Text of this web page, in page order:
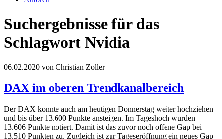
Suchergebnisse für das
Schlagwort Nvidia
06.02.2020 von Christian Zoller
DAX im oberen Trendkanalbereich
Der DAX konnte auch am heutigen Donnerstag weiter hochziehen
und bis über 13.600 Punkte ansteigen. Im Tageshoch wurden
13.606 Punkte notiert. Damit ist das zuvor noch offene Gap bei
13.510 Punkten zu. Zugleich ist zur Tageseröffnung ein neues Gap